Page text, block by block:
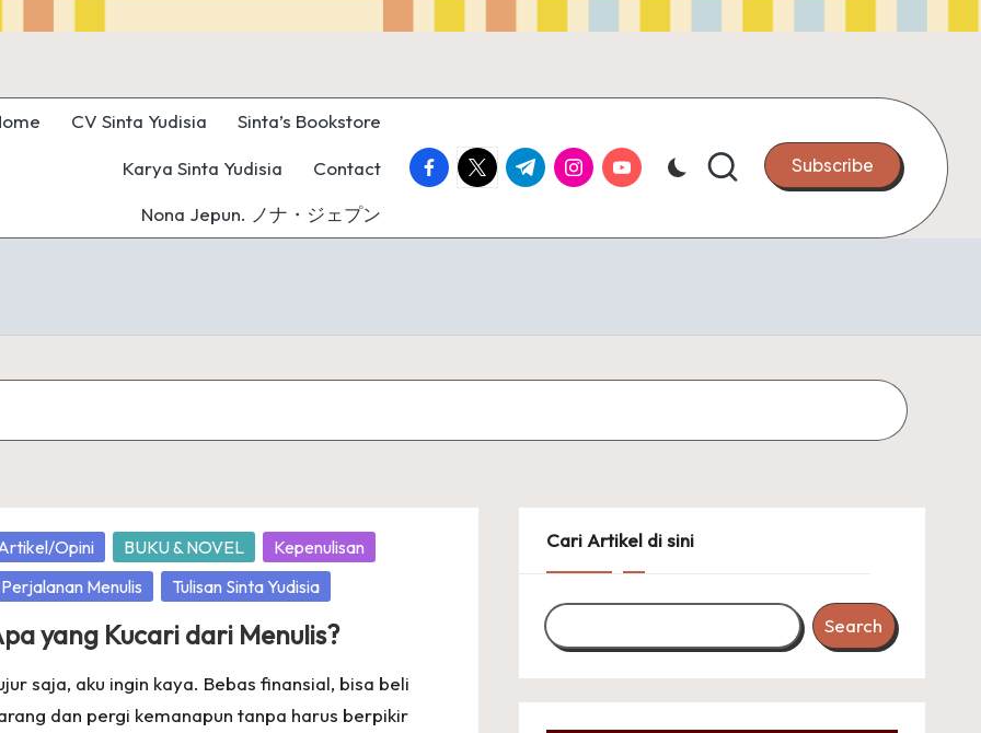
CV Sinta Yudisia Sinta’s Bookstore
Karya Sinta Yudisia Contact
Nona Jepun. ノナ・ジェプン
facebook.com
twitter.com
t.me instagram.com
youtube.com Subscribe
Opini BUKU & NOVEL
Kepenulisan
Perjalanan Menulis
Tulisan Sinta Yudisia
yang Kucari dari Menulis?
saja, aku ingin kaya. Bebas finansial, bisa beli
dan pergi kemanapun tanpa harus berpikir
Cari Artikel di sini
Search